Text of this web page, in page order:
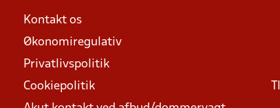
Kontakt os
Økonomiregulativ
Privatlivspolitik
Cookiepolitik